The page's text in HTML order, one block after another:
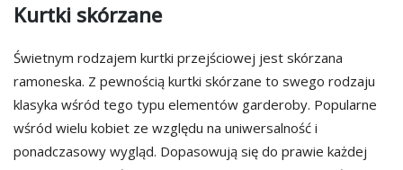
Kurtki skórzane
Świetnym rodzajem kurtki przejściowej jest skórzana
ramoneska. Z pewnością kurtki skórzane to swego rodzaju
klasyka wśród tego typu elementów garderoby. Popularne
wśród wielu kobiet ze względu na uniwersalność i
ponadczasowy wygląd. Dopasowują się do prawie każdej